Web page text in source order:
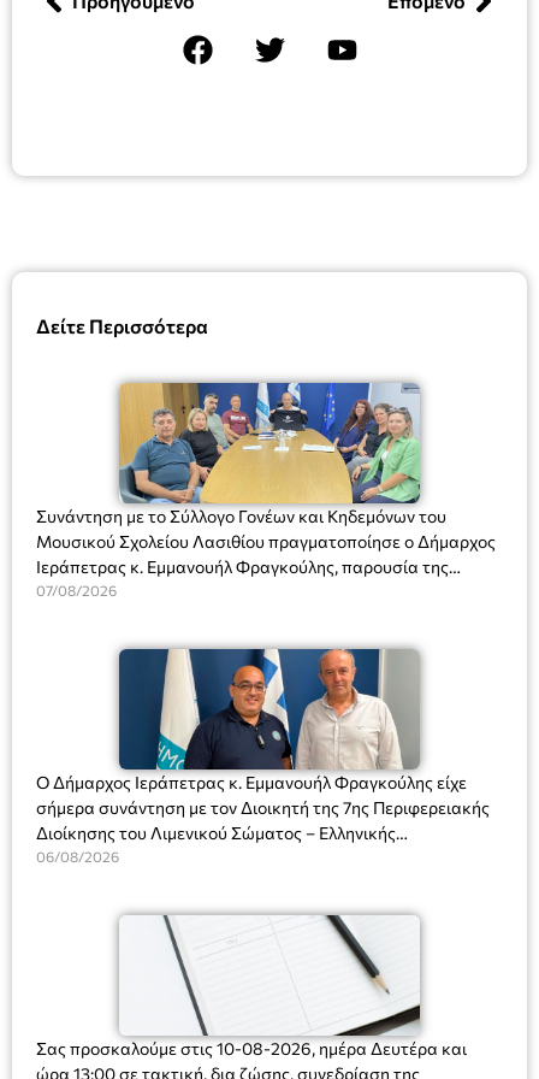
Δείτε Περισσότερα
Συνάντηση με το Σύλλογο Γονέων και Κηδεμόνων του
Μουσικού Σχολείου Λασιθίου πραγματοποίησε ο Δήμαρχος
Ιεράπετρας κ. Εμμανουήλ Φραγκούλης, παρουσία της
Διευθύντριας του σχολείου κας Μαριάννας Χαΐτα.
07/08/2026
Ο Δήμαρχος Ιεράπετρας κ. Εμμανουήλ Φραγκούλης είχε
σήμερα συνάντηση με τον Διοικητή της 7ης Περιφερειακής
Διοίκησης του Λιμενικού Σώματος – Ελληνικής
Ακτοφυλακής (Λ.Σ.-ΕΛ.ΑΚΤ.), Αρχιπλοίαρχο Λ.Σ. κ. Ιωάννη
06/08/2026
Σας προσκαλούμε στις 10-08-2026, ημέρα Δευτέρα και
ώρα 13:00 σε τακτική, δια ζώσης, συνεδρίαση της